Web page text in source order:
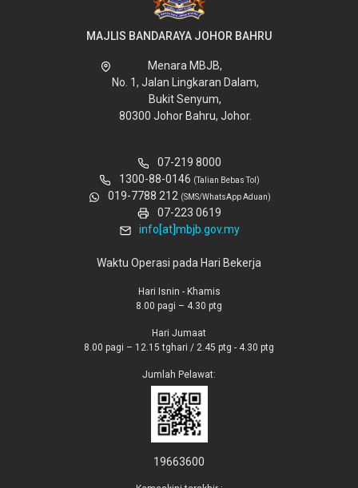
MAJLIS BANDARAYA JOHOR BAHRU
Menara MBJB,
No. 1, Jalan Lingkaran Dalam,
Bukit Senyum,
80300 Johor Bahru, Johor.
07-219 8000
1300-88-0146 (Talian Bebas Tol)
019-7788 212 (SMS/WhatsApp Aduan)
07-223 0619
info[at]mbjb.gov.my
Waktu Operasi pada Hari Bekerja
Hari Isnin - Khamis
8.00 pagi – 4.30 ptg
Hari Jumaat
8.00 pagi – 12.15 tghari / 2.45 ptg - 4.30 ptg
Jumlah Pelawat:
19663600